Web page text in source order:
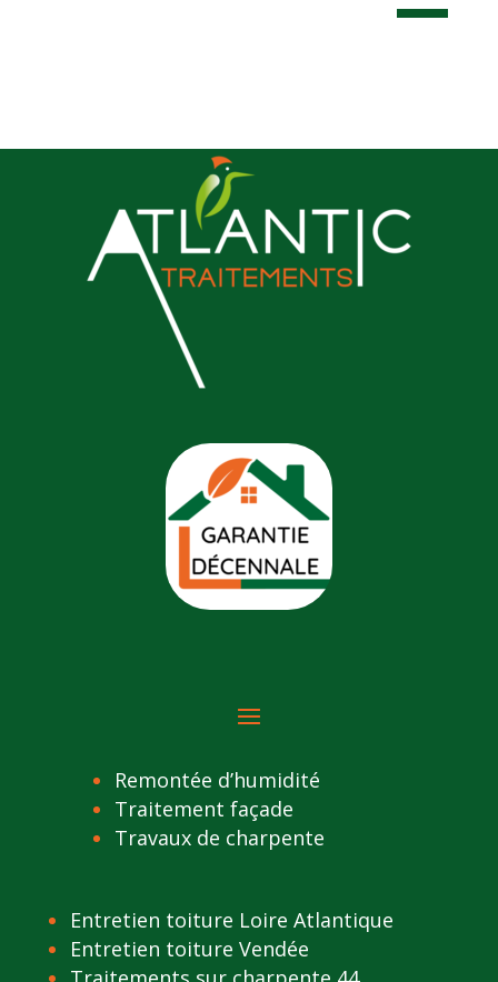
Remontée d’humidité
Traitement façade
Travaux de charpente
Entretien toiture Loire Atlantique
Entretien toiture Vendée